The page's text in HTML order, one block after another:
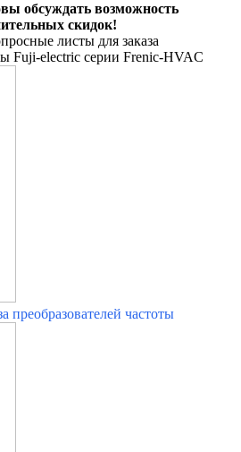
обсуждать возможность
скидок!
листы для заказа
Fuji-electric серии Frenic-HVAC
преобразователей частоты